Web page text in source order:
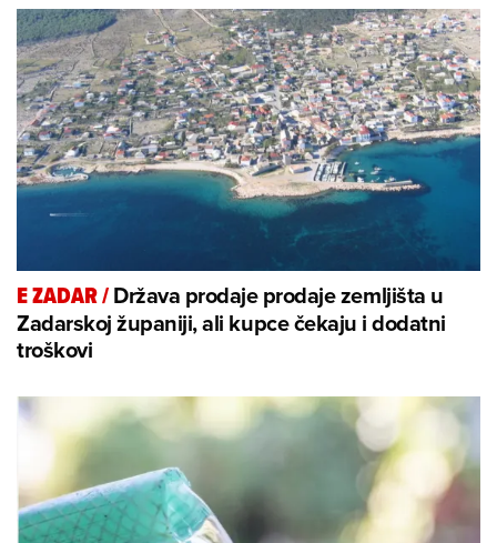
E ZADAR/Država prodaje prodaje zemljišta u
Zadarskoj županiji, ali kupce čekaju i dodatni
troškovi